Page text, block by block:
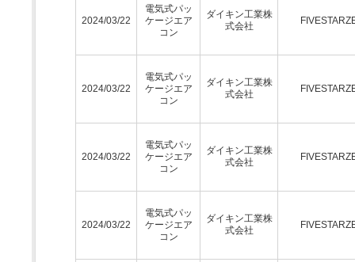
2024/03/22
電気式パッ
ケージエア
コン
ダイキン工業株
式会社
2024/03/22
電気式パッ
ケージエア
コン
ダイキン工業株
式会社
2024/03/22
電気式パッ
ケージエア
コン
ダイキン工業株
式会社
2024/03/22
電気式パッ
ケージエア
コン
ダイキン工業株
式会社